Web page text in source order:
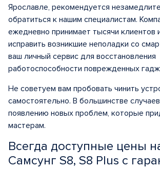
Ярославле, рекомендуется
обратиться к нашим специалистам.
ежедневно принимает тысячи клиентов
исправить возникшие неполадки со
ваш личный сервис для восстановления
работоспособности поврежденных
Не советуем вам пробовать чинить
самостоятельно. В большинстве
появлению новых проблем, которые
мастерам.
Всегда доступные цены
Самсунг S8, S8 Plus с